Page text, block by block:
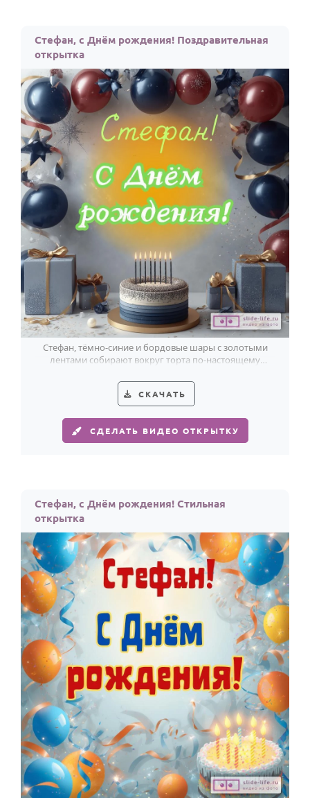
Стефан, с Днём рождения! Поздравительная
открытка
Стефан, тёмно-синие и бордовые шары с золотыми
лентами собирают вокруг торта по-настоящему
СКАЧАТЬ
СДЕЛАТЬ ВИДЕО ОТКРЫТКУ
Стефан, с Днём рождения! Стильная
открытка